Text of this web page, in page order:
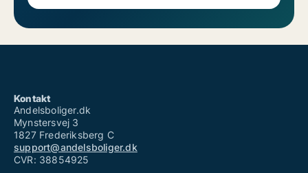
Kontakt
Andelsboliger.dk
Mynstersvej 3
1827 Frederiksberg C
support@andelsboliger.dk
CVR: 38854925